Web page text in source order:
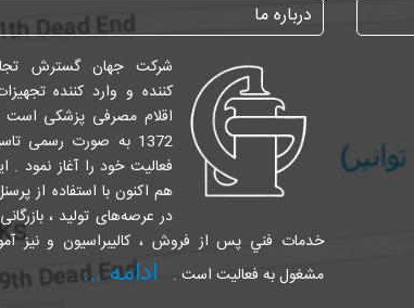
درباره ما
شرکت جهان گسترش
کننده و وارد کننده
اقلام مصرفی پزشکی
1372 به صورت رسمی
فعالیت خود را آغاز نمود
هم اکنون با استفاده از
در عرصه‌های تولید ،
خدمات فني پس از فروش ، کالیبراسیون و نیز
مشغول به فعالیت است .
ادامه ...